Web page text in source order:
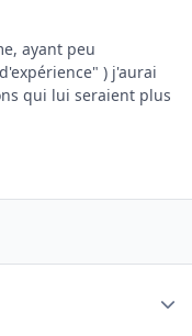
ayant peu
) j'aurai
qui lui seraient plus